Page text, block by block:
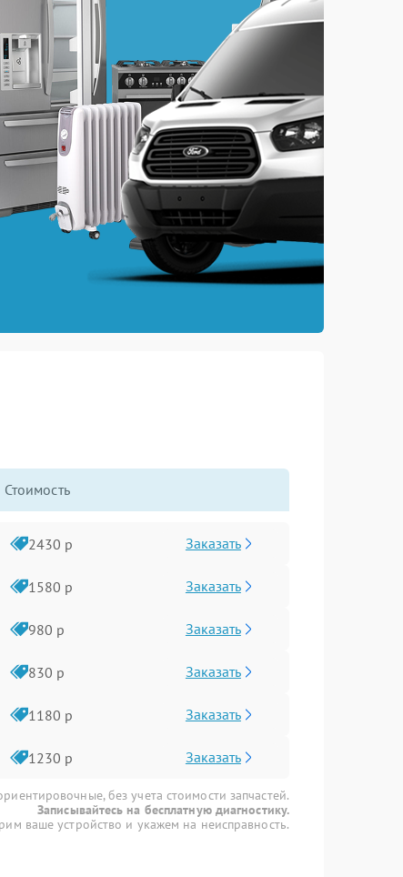
Стоимость
2430 р Заказать
1580 р Заказать
980 р Заказать
830 р Заказать
1180 р Заказать
1230 р Заказать
без учета стоимости запчастей.
Записывайтесь на бесплатную диагностику.
ваше устройство и укажем на неисправность.